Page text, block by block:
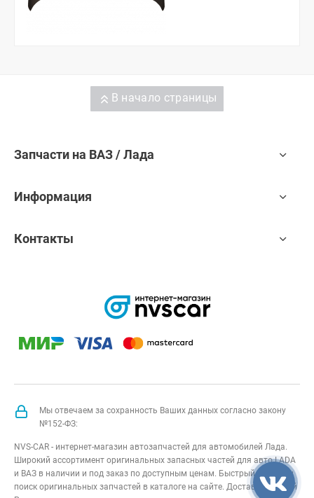
В начало страницы
Запчасти на ВАЗ / Лада
Информация
Контакты
Мы отвечаем за сохранность Ваших данных согласно закону
№152-ФЗ:
NVS-CAR - интернет-магазин автозапчастей для автомобилей Лада.
Широкий ассортимент оригинальных запасных частей для авто LADA
и ВАЗ в наличии и под заказ по доступным ценам. Быстрый подбор и
поиск оригинальных запчастей в каталоге на сайте. Доставка по всей